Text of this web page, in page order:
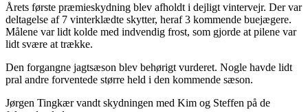
Årets første præmieskydning blev afholdt i dejligt vintervejr. Der var
deltagelse af 7 vinterklædte skytter, heraf 3 kommende buejægere.
Målene var lidt kolde med indvendig frost, som gjorde at pilene var
lidt svære at trække.
Den forgangne jagtsæson blev behørigt vurderet. Nogle havde lidt
pral andre forventede større held i den kommende sæson.
Jørgen Tingkær vandt skydningen med Kim og Steffen på de